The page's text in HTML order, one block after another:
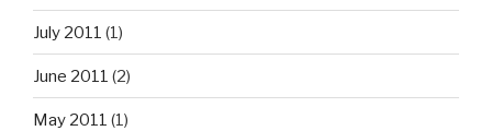
July 2011 (1)
June 2011 (2)
May 2011 (1)